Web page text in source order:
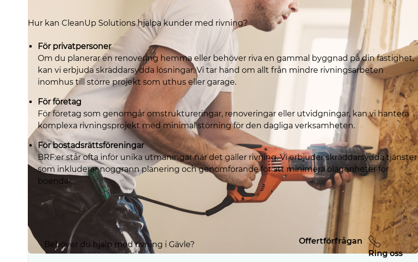
Hur kan CleanUp Solutions hjälpa kunder med rivning?
För privatpersoner
Om du planerar en renovering hemma eller behöver riva en gammal byggnad på din fastighet,
kan vi erbjuda skräddarsydda lösningar. Vi tar hand om allt från mindre rivningsarbeten
inomhus till större projekt som uthus eller garage.
För företag
För företag som genomgår omstruktureringar, renoveringar eller utvidgningar, kan vi hantera
komplexa rivningsprojekt med minimal störning för den dagliga verksamheten.
För bostadsrättsföreningar
BRF:er står ofta inför unika utmaningar när det gäller rivning. Vi erbjuder skräddarsydda tjänster
som inkluderar noggrann planering och genomförande för att minimera olägenheter för
boende.
Behöver du hjälp med rivning i Gävle?
Offertförfrågan
Ring oss